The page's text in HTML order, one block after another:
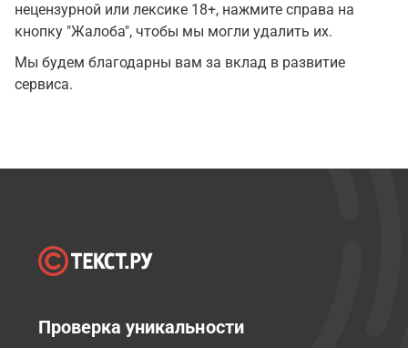
нецензурной или лексике 18+, нажмите справа на
кнопку "Жалоба", чтобы мы могли удалить их.
Мы будем благодарны вам за вклад в развитие
сервиса.
Проверка уникальности